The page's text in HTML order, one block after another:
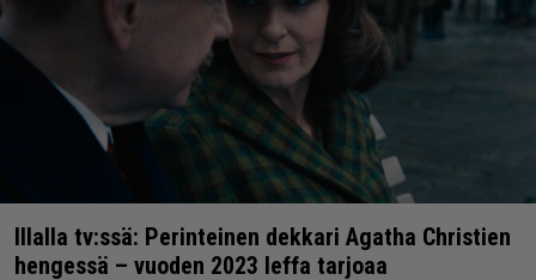
Illalla tv:ssä: Perinteinen dekkari Agatha Christien
hengessä – vuoden 2023 leffa tarjoaa